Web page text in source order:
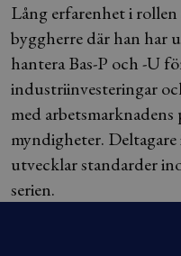
Lång erfarenhet i
byggherre där han har
hantera Bas-P och -U
industriinvesteringar
med
myndigheter.
utvecklar standarder
serien.